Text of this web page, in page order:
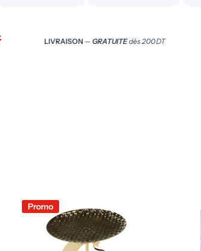
LIVRAISON—GRATUITEdès 200 DT
Promo